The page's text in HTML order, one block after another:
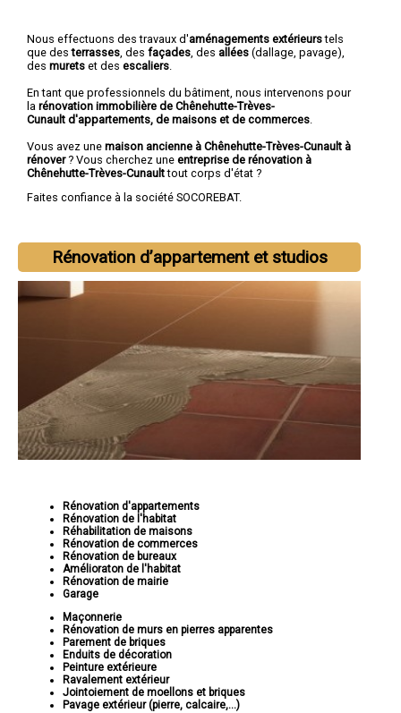
Nous effectuons des travaux d'aménagements extérieurstels
que desterrasses , des façades , des allées (dallage, pavage),
des murets et des escaliers
En tant que professionnels du bâtiment, nous intervenons pour
la rénovation immobilière de Chênehutte-Trèves-
Cunault d'appartements, de maisons et de commerces
Vous avez une maison ancienne à Chênehutte-Trèves-Cunault à
rénover? Vous cherchez une entreprise de rénovation à
Chênehutte-Trèves-Cunaulttout corps d'état ?
Faites confiance à la société SOCOREBAT.
Rénovation d’appartement et studios
Rénovation d'appartements
Rénovation de l'habitat
Réhabilitation de maisons
Rénovation de commerces
Rénovation de bureaux
Amélioraton de l'habitat
Rénovation de mairie
Garage
Maçonnerie
Rénovation de murs en pierres apparentes
Parement de briques
Enduits de décoration
Peinture extérieure
Ravalement extérieur
Jointoiement de moellons et briques
Pavage extérieur (pierre, calcaire,...)